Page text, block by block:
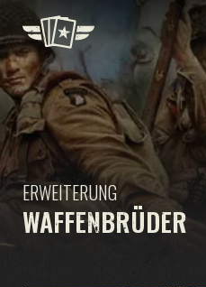
WAFFENBRÜDER
ERWEITERUNG